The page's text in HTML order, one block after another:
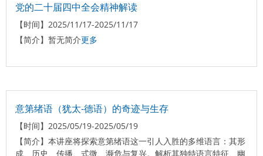
党的二十届四中全会精神解读
【时间】 2025/11/17-2025/11/17
【简介】 暂无简介更多
意第绪语（犹太-德语）的奇迹与生存
【时间】 2025/05/19-2025/05/19
【简介】 本讲座将探索意第绪语这一引人入胜的多维语言：其形
成、历史、传播、式微、濒危与复兴。解析其独特语言特征、幽